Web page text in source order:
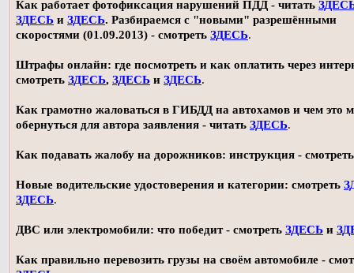
Как работает фотофиксация нарушений ПДД - читать
ЗДЕСЬ и ЗДЕСЬ. Разбираемся с "новыми" разрешёнными
скоростями (01.09.2013) - смотреть ЗДЕСЬ.
Штрафы онлайн: где посмотреть и как оплатить через
смотреть ЗДЕСЬ, ЗДЕСЬ и ЗДЕСЬ.
Как грамотно жаловаться в ГИБДД на автохамов и чем это
обернуться для автора заявления - читать ЗДЕСЬ.
Как подавать жалобу на дорожников: инструкция -
Новые водительские удостоверения и категории: смотреть
ЗДЕСЬ.
ДВС или электромобили: что победит - смотреть ЗДЕСЬ и
Как правильно перевозить грузы на своём автомобиле -